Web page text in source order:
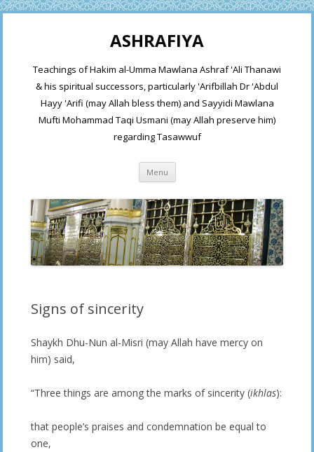
ASHRAFIYA
Teachings of Hakim al-Umma Mawlana Ashraf 'Ali Thanawi
& his spiritual successors, particularly 'Arifbillah Dr 'Abdul
Hayy 'Arifi (may Allah bless them) and Sayyidi Mawlana
Mufti Mohammad Taqi Usmani (may Allah preserve him)
regarding Tasawwuf
Menu Skip
content
Signs of sincerity
Shaykh Dhu-Nun al-Misri (may Allah have mercy on
him) said,
“Three things are among the marks of sincerity (ikhlas):
that people’s praises and condemnation be equal to
one,